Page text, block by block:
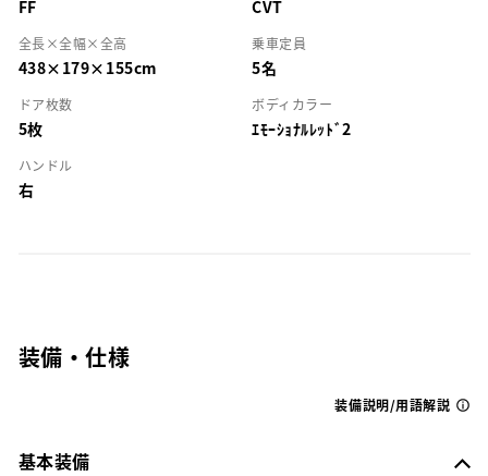
FF CVT
全長×全幅×全高
438×179×155cm
乗車定員
5名
ドア枚数
5枚
ボディカラー
ｴﾓｰｼｮﾅﾙﾚｯﾄﾞ2
ハンドル
右
装備・仕様
装備説明/用語解説
基本装備